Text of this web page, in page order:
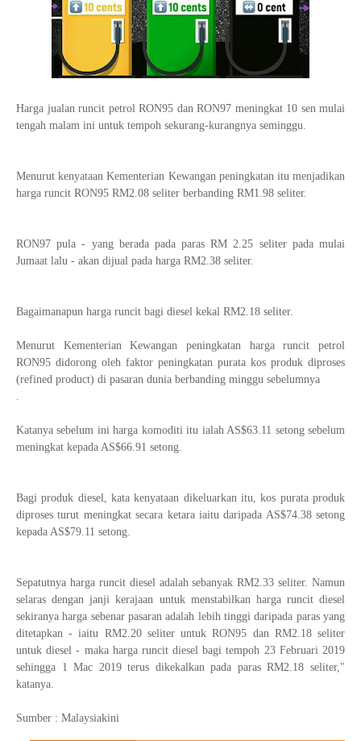
Harga jualan runcit petrol RON95 dan RON97 meningkat 10 sen mulai
tengah malam ini untuk tempoh sekurang-kurangnya seminggu.
Menurut kenyataan Kementerian Kewangan peningkatan itu menjadikan
harga runcit RON95 RM2.08 seliter berbanding RM1.98 seliter.
RON97 pula - yang berada pada paras RM 2.25 seliter pada mulai
Jumaat lalu - akan dijual pada harga RM2.38 seliter.
Bagaimanapun harga runcit bagi diesel kekal RM2.18 seliter.
Menurut Kementerian Kewangan peningkatan harga runcit petrol
RON95 didorong oleh faktor peningkatan purata kos produk diproses
(refined product) di pasaran dunia berbanding minggu sebelumnya
.
Katanya sebelum ini harga komoditi itu ialah AS$63.11 setong sebelum
meningkat kepada AS$66.91 setong.
Bagi produk diesel, kata kenyataan dikeluarkan itu, kos purata produk
diproses turut meningkat secara ketara iaitu daripada AS$74.38 setong
kepada AS$79.11 setong.
Sepatutnya harga runcit diesel adalah sebanyak RM2.33 seliter. Namun
selaras dengan janji kerajaan untuk menstabilkan harga runcit diesel
sekiranya harga sebenar pasaran adalah lebih tinggi daripada paras yang
ditetapkan - iaitu RM2.20 seliter untuk RON95 dan RM2.18 seliter
untuk diesel - maka harga runcit diesel bagi tempoh 23 Februari 2019
sehingga 1 Mac 2019 terus dikekalkan pada paras RM2.18 seliter,"
katanya.
Sumber : Malaysiakini